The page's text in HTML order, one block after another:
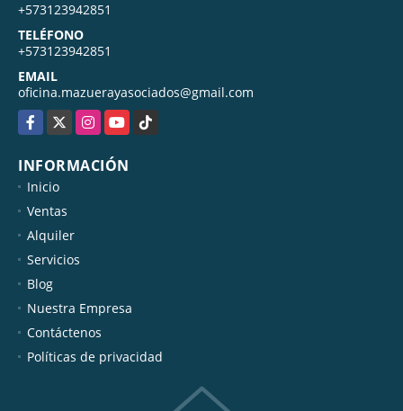
MÓVIL
+573123942851
TELÉFONO
+573123942851
EMAIL
oficina.mazuerayasociados@gmail.com
INFORMACIÓN
Inicio
Ventas
Alquiler
Servicios
Blog
Nuestra Empresa
Contáctenos